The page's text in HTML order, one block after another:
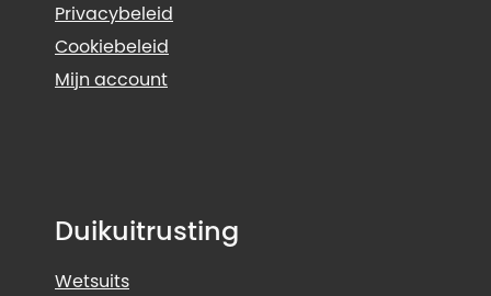
Privacybeleid
Cookiebeleid
Mijn account
Duikuitrusting
Wetsuits